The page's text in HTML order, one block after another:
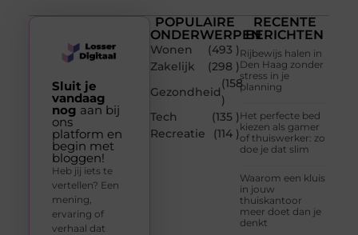
POPULAIRE
ONDERWERPEN
Wonen
(493 )
Zakelijk
(298 )
Gezondheid
(158
)
Tech
(135 )
Recreatie
(114 )
RECENTE
BERICHTEN
Rijbewijs halen in
Den Haag zonder
stress in je
planning
Het perfecte bed
kiezen als gamer
of thuiswerker: zo
doe je dat slim
Waarom een kluis
in jouw
thuiskantoor
meer doet dan je
denkt
Sluit je
vandaag
nog aan bij
ons
platform en
begin met
bloggen!
Heb jij iets te
vertellen? Een
mening,
ervaring of
verhaal dat